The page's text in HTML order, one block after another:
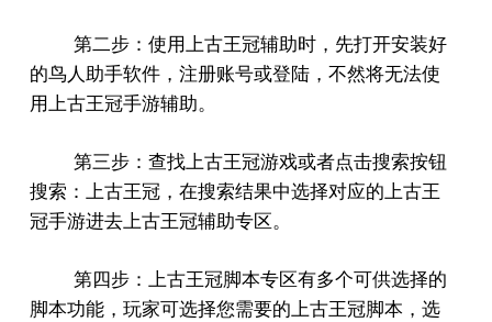
第二步：使用上古王冠辅助时，先打开安装好
的鸟人助手软件，注册账号或登陆，不然将无法使
用上古王冠手游辅助。
第三步：查找上古王冠游戏或者点击搜索按钮
搜索：上古王冠，在搜索结果中选择对应的上古王
冠手游进去上古王冠辅助专区。
第四步：上古王冠脚本专区有多个可供选择的
脚本功能，玩家可选择您需要的上古王冠脚本，选